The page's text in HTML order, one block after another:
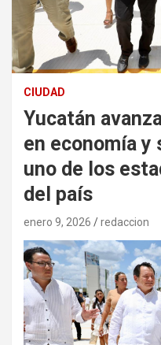
CIUDAD
Yucatán
en economía y
uno de los
del país
enero 9, 2026 redaccion